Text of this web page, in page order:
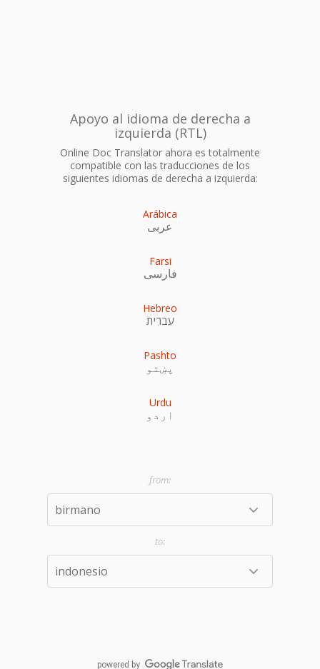
Apoyo al idioma de derecha a
izquierda (RTL)
Online Doc Translator ahora es totalmente
compatible con las traducciones de los
siguientes idiomas de derecha a izquierda:
Arábica
عربى
Farsi
فارسی
Hebreo
עִברִית
Pashto
پښتو
Urdu
اردو
powered by